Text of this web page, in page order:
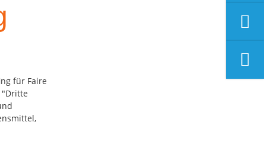
für Faire
"Dritte